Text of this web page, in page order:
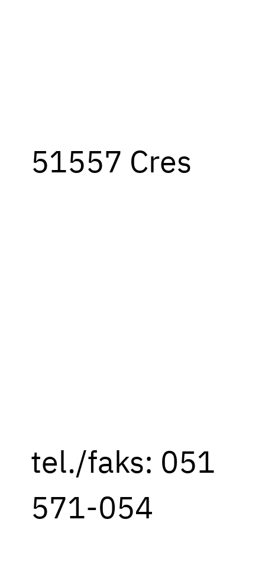
51557 Cres
tel./faks: 051
571-054